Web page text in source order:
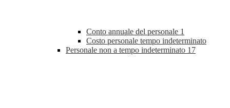
Conto annuale del personale 1
Costo personale tempo indeterminato
Personale non a tempo indeterminato 17